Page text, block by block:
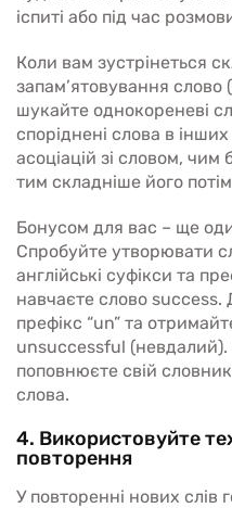
іспиті або під час
Коли вам зустрінеться
запам’ятовування слово
шукайте однокореневі
споріднені слова в
асоціацій зі словом, чим
тим складніше його
Бонусом для вас – ще
Спробуйте утворювати
англійські суфікси та
навчаєте слово success.
префікс “un” та
unsuccessful (невдалий).
поповнюєте свій
слова.
4. Використовуйте
повторення
У повторенні нових слів